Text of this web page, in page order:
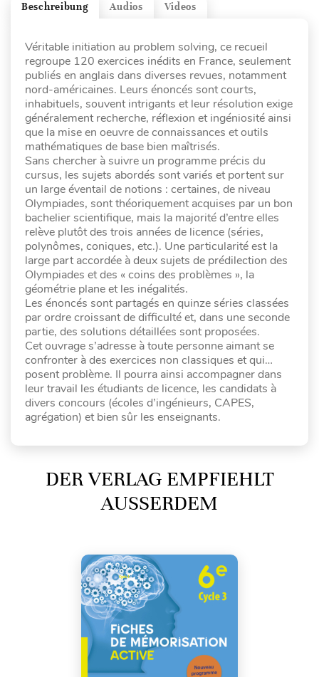
Videos
Audios
Beschreibung
Véritable initiation au problem solving, ce recueil
regroupe 120 exercices inédits en France, seulement
publiés en anglais dans diverses revues, notamment
nord-américaines. Leurs énoncés sont courts,
inhabituels, souvent intrigants et leur résolution exige
généralement recherche, réflexion et ingéniosité ainsi
que la mise en oeuvre de connaissances et outils
mathématiques de base bien maîtrisés.
Sans chercher à suivre un programme précis du
cursus, les sujets abordés sont variés et portent sur
un large éventail de notions : certaines, de niveau
Olympiades, sont théoriquement acquises par un bon
bachelier scientifique, mais la majorité d’entre elles
relève plutôt des trois années de licence (séries,
polynômes, coniques, etc.). Une particularité est la
large part accordée à deux sujets de prédilection des
Olympiades et des « coins des problèmes », la
géométrie plane et les inégalités.
Les énoncés sont partagés en quinze séries classées
par ordre croissant de difficulté et, dans une seconde
partie, des solutions détaillées sont proposées.
Cet ouvrage s’adresse à toute personne aimant se
confronter à des exercices non classiques et qui…
posent problème. Il pourra ainsi accompagner dans
leur travail les étudiants de licence, les candidats à
divers concours (écoles d’ingénieurs, CAPES,
agrégation) et bien sûr les enseignants.
DER VERLAG EMPFIEHLT
AUSSERDEM